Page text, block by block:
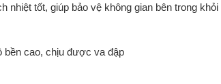
nhiệt tốt, giúp bảo vệ không gian bên trong khỏi
cao, chịu được va đập